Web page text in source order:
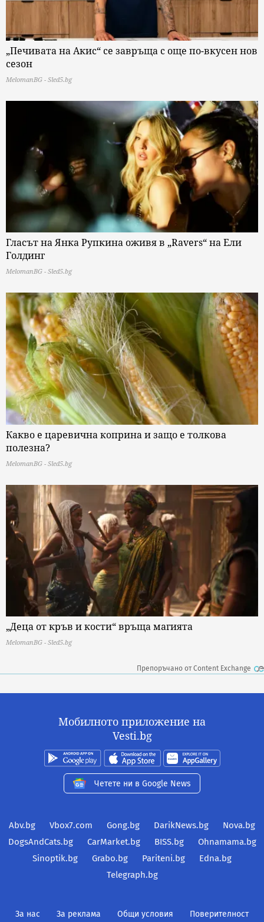
„Печивата на Акис“ се завръща с още по-вкусен нов
сезон
MelomanBG - Sled5.bg
Гласът на Янка Рупкина оживя в „Ravers“ на Ели
Голдинг
MelomanBG - Sled5.bg
Какво е царевична коприна и защо е толкова
полезна?
MelomanBG - Sled5.bg
„Деца от кръв и кости“ връща магията
MelomanBG - Sled5.bg
Препоръчано от Content Exchange
Мобилното приложение на
Vesti.bg
Четете ни в Google News
Abv.bg Vbox7.com Gong.bg DarikNews.bg
Nova.bg
DogsAndCats.bg
CarMarket.bg BISS.bg
Ohnamama.bg
Sinoptik.bg
Grabo.bg Pariteni.bg
Edna.bg
Telegraph.bg
За нас За реклама Общи условия Поверителност